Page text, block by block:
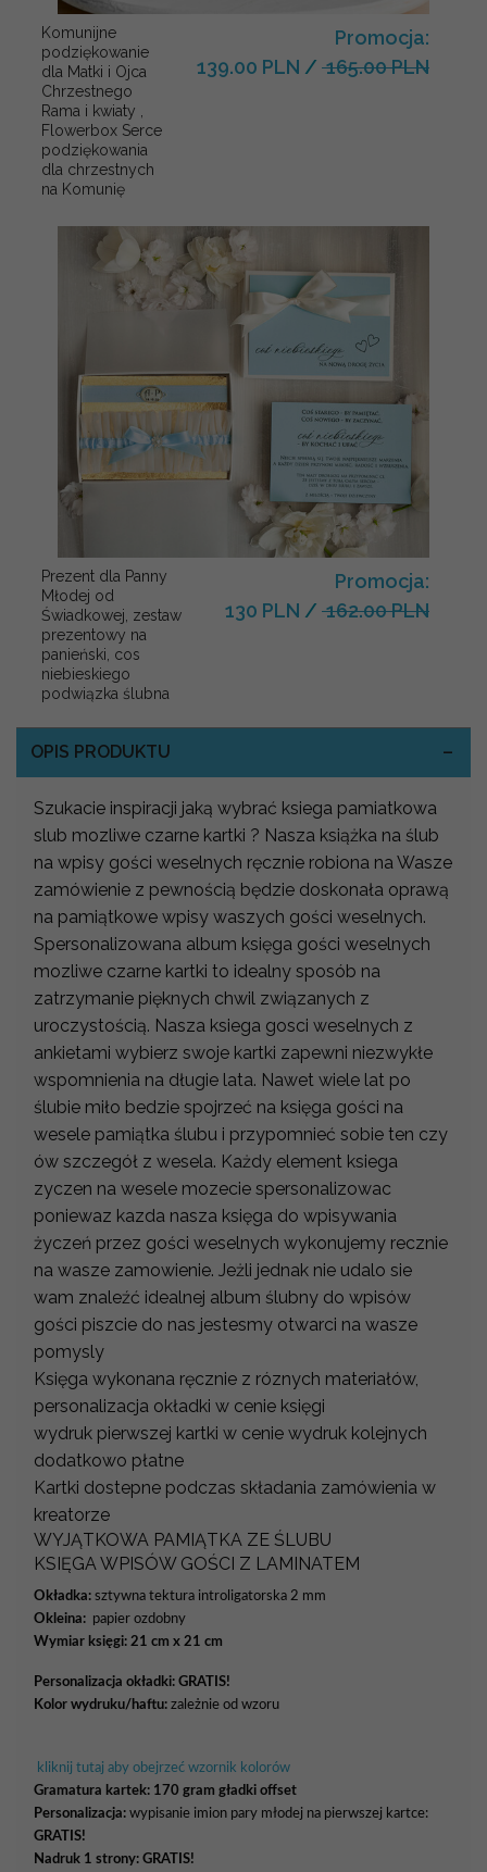
Komunijne
podziękowanie
dla Matki i Ojca
Chrzestnego
Rama i kwiaty ,
Flowerbox Serce
podziękowania
dla chrzestnych
na Komunię
Promocja:
139.00 PLN / 165.00 PLN
Prezent dla Panny
Młodej od
Świadkowej, zestaw
prezentowy na
panieński, cos
niebieskiego
podwiązka ślubna
Promocja:
130 PLN / 162.00 PLN
OPIS PRODUKTU
Szukacie inspiracji jaką wybrać ksiega pamiatkowa
slub mozliwe czarne kartki ? Nasza książka na ślub
na wpisy gości weselnych ręcznie robiona na Wasze
zamówienie z pewnością będzie doskonała oprawą
na pamiątkowe wpisy waszych gości weselnych.
Spersonalizowana album księga gości weselnych
mozliwe czarne kartki to idealny sposób na
zatrzymanie pięknych chwil związanych z
uroczystością. Nasza ksiega gosci weselnych z
ankietami wybierz swoje kartki zapewni niezwykłe
wspomnienia na długie lata. Nawet wiele lat po
ślubie miło bedzie spojrzeć na księga gości na
wesele pamiątka ślubu i przypomnieć sobie ten czy
ów szczegół z wesela. Każdy element ksiega
zyczen na wesele mozecie spersonalizowac
poniewaz kazda nasza księga do wpisywania
życzeń przez gości weselnych wykonujemy recznie
na wasze zamowienie. Jeżli jednak nie udalo sie
wam znaleźć idealnej album ślubny do wpisów
gości piszcie do nas jestesmy otwarci na wasze
pomysly
Księga wykonana ręcznie z róznych materiałów,
personalizacja okładki w cenie księgi
wydruk pierwszej kartki w cenie wydruk kolejnych
dodatkowo płatne
Kartki dostepne podczas składania zamówienia w
kreatorze
WYJĄTKOWA PAMIĄTKA ZE ŚLUBU
KSIĘGA WPISÓW GOŚCI Z LAMINATEM
Okładka: sztywna tektura introligatorska 2 mm
Okleina: papier ozdobny
Wymiar księgi: 21 cm x 21 cm
Personalizacja okładki: GRATIS!
Kolor wydruku/haftu: zależnie od wzoru
kliknij tutaj aby obejrzeć wzornik kolorów
Gramatura kartek: 170 gram gładki offset
Personalizacja: wypisanie imion pary młodej na pierwszej kartce:
GRATIS!
Nadruk 1 strony: GRATIS!